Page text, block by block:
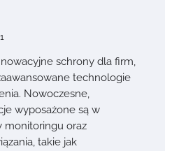
schrony dla firm,
technologie
Nowoczesne,
wyposażone są w
monitoringu oraz
takie jak